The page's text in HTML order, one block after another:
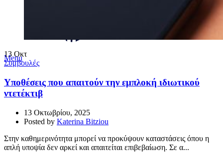
Menu
13 Οκτ
Συμβουλές
Υποθέσεις που απαιτούν την εμπλοκή ιδιωτικού
ντετέκτιβ
13 Οκτωβρίου, 2025
Posted by Katerina Bitziou
Στην καθημερινότητα μπορεί να προκύψουν καταστάσεις όπου η
απλή υποψία δεν αρκεί και απαιτείται επιβεβαίωση. Σε α...